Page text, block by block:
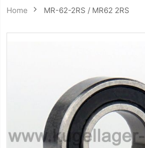
Home MR-62-2RS / MR62 2RS